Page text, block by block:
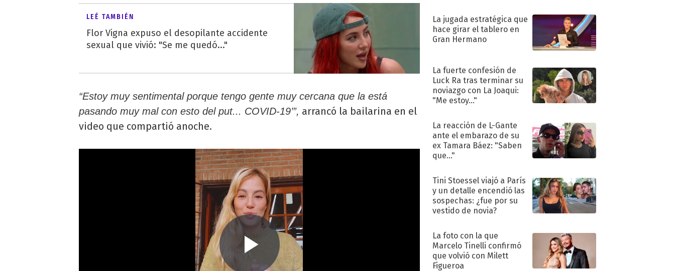
LEÉ TAMBIÉN
Flor Vigna expuso el desopilante accidente
sexual que vivió: "Se me quedó..."
“Estoy muy sentimental porque tengo gente muy cercana que la está
pasando muy mal con esto del put... COVID-19’”, arrancó la bailarina en el
video que compartió anoche.
La jugada estratégica que
hace girar el tablero en
Gran Hermano
La fuerte confesión de
Luck Ra tras terminar su
noviazgo con La Joaqui:
"Me estoy..."
La reacción de L-Gante
ante el embarazo de su
ex Tamara Báez: "Saben
que..."
Tini Stoessel viajó a París
y un detalle encendió las
sospechas: ¿fue por su
vestido de novia?
La foto con la que
Marcelo Tinelli confirmó
que volvió con Milett
Figueroa